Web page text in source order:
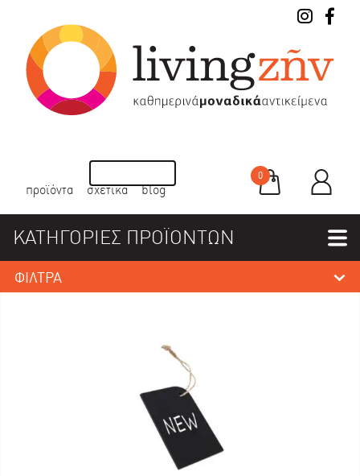
προϊόντα σχετικά blog
0
ΚΑΤΗΓΟΡΙΕΣ ΠΡΟΪΟΝΤΩΝ
ΦΙΛΤΡΑ